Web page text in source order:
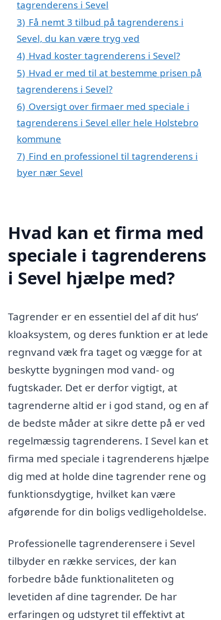
tagrenderens i Sevel
3) Få nemt 3 tilbud på tagrenderens i
Sevel, du kan være tryg ved
4) Hvad koster tagrenderens i Sevel?
5) Hvad er med til at bestemme prisen på
tagrenderens i Sevel?
6) Oversigt over firmaer med speciale i
tagrenderens i Sevel eller hele Holstebro
kommune
7) Find en professionel til tagrenderens i
byer nær Sevel
Hvad kan et firma med
speciale i tagrenderens
i Sevel hjælpe med?
Tagrender er en essentiel del af dit hus’
kloaksystem, og deres funktion er at lede
regnvand væk fra taget og vægge for at
beskytte bygningen mod vand- og
fugtskader. Det er derfor vigtigt, at
tagrenderne altid er i god stand, og en af
de bedste måder at sikre dette på er ved
regelmæssig tagrenderens. I Sevel kan et
firma med speciale i tagrenderens hjælpe
dig med at holde dine tagrender rene og
funktionsdygtige, hvilket kan være
afgørende for din boligs vedligeholdelse.
Professionelle tagrenderensere i Sevel
tilbyder en række services, der kan
forbedre både funktionaliteten og
levetiden af dine tagrender. De har
erfaringen og udstyret til effektivt at